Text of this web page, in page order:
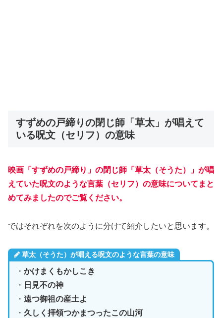
すずめの戸締りの閉じ師「草太」が唱えて
いる呪文（セリフ）の意味
映画「すずめの戸締り」の閉じ師「草太（そうた）」が唱
えていた呪文のような言葉（セリフ）の意味についてまと
めてみましたのでご覧ください。
ではそれぞれを次のように分けて紹介したいと思います。
草太（そうた）が唱える呪文のような言葉の意味
・ かけまくもかしこき
・ 日見不の神
・ 遠つ御祖の産土よ
・ 久しく拝領つかまつったこの山河